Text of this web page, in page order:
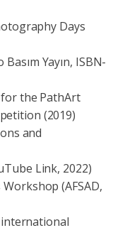
Days
Yayın, ISBN-
for the PathArt
(2019)
and
Link, 2022)
(AFSAD,